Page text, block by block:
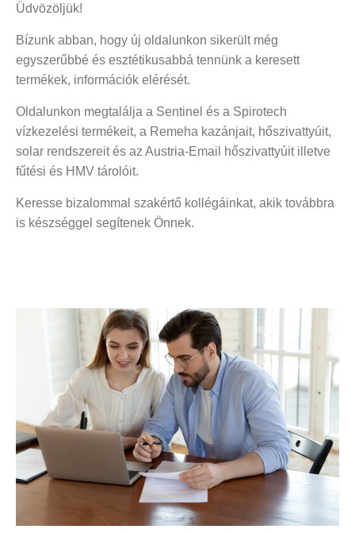
Üdvözöljük!
Bízunk abban, hogy új oldalunkon sikerült még
egyszerűbbé és esztétikusabbá tennünk a keresett
termékek, információk elérését.
Oldalunkon megtalálja a Sentinel és a Spirotech
vízkezelési termékeit, a Remeha kazánjait, hőszivattyúit,
solar rendszereit és az Austria-Email hőszivattyúit illetve
fűtési és HMV tárolóit.
Keresse bizalommal szakértő kollégáinkat, akik továbbra
is készséggel segítenek Önnek.